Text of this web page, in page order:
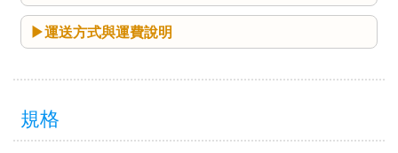
運送方式與運費說明
規格